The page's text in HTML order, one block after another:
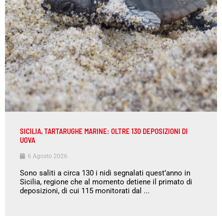
SICILIA, TARTARUGHE MARINE: OLTRE 130 DEPOSIZIONI DI
UOVA
6 Agosto 2026
Sono saliti a circa 130 i nidi segnalati quest’anno in
Sicilia, regione che al momento detiene il primato di
deposizioni, di cui 115 monitorati dal ...